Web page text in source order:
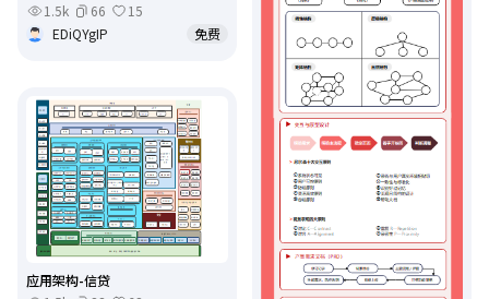
1.5k
66
15
EDiQYgIP
免费
应用架构-信贷